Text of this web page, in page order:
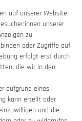
auf unserer Website
unserer
zu
oder Zugriffe auf
erfolgt erst durch
die wir in den
aufgrund eines
kann erteilt oder
und die